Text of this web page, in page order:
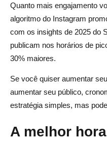
Quanto mais engajamento
algoritmo do Instagram
com os insights de 2025 do
publicam nos horários de
30% maiores.
Se você quiser aumentar
aumentar seu público,
estratégia simples, mas
A melhor